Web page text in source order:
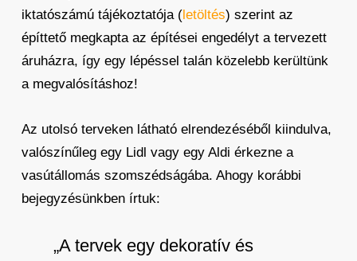
iktatószámú tájékoztatója (letöltés) szerint az
építtető megkapta az építései engedélyt a tervezett
áruházra, így egy lépéssel talán közelebb kerültünk
a megvalósításhoz!
Az utolsó terveken látható elrendezéséből kiindulva,
valószínűleg egy Lidl vagy egy Aldi érkezne a
vasútállomás szomszédságába. Ahogy korábbi
bejegyzésünkben írtuk:
„A tervek egy dekoratív és